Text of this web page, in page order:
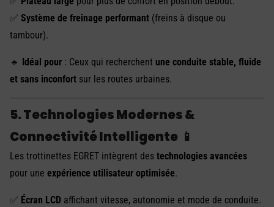
✅ Système de freinage performant (freins à disque ou
tambour).
🔹 Idéal pour : Ceux qui recherchent une conduite stable, fluide
et sans inconfort sur les routes urbaines.
5. Technologies Modernes &
Connectivité Intelligente 📱
Les trottinettes EGRET intègrent des technologies avancées
pour une expérience utilisateur optimisée.
✅ Écran LCD affichant vitesse, autonomie et mode de conduite.